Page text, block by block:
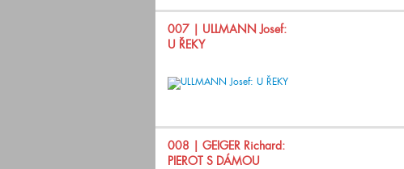
007 | ULLMANN Josef:
U ŘEKY
008 | GEIGER Richard:
PIEROT S DÁMOU